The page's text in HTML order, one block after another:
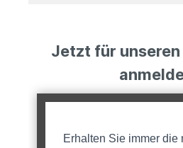
Jetzt für
Erhalten Sie immer die